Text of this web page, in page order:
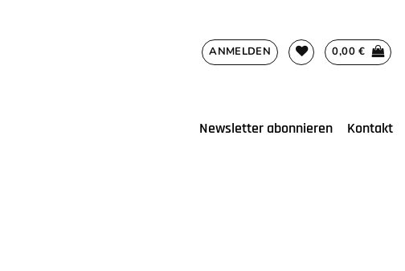
ANMELDEN 0,00€
Newsletter abonnieren Kontakt